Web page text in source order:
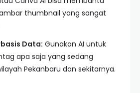
thumbnail yang sangat
Data: Gunakan AI untuk
apa saja yang sedang
Pekanbaru dan sekitarnya.